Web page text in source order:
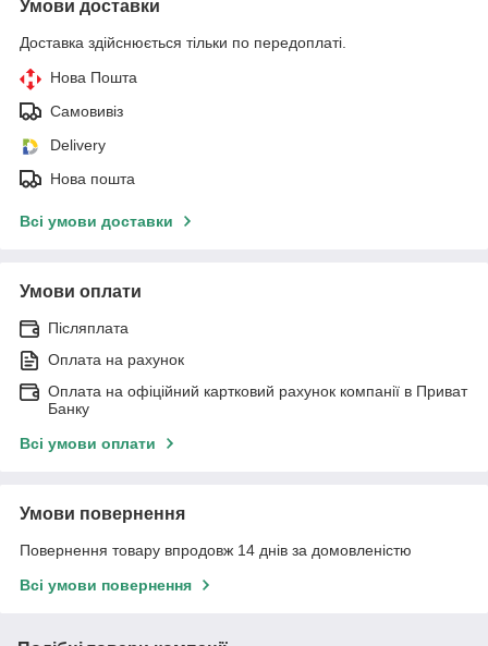
Умови доставки
Доставка здійснюється тільки по передоплаті.
Нова Пошта
Самовивіз
Delivery
Нова пошта
Всі умови доставки
Умови оплати
Післяплата
Оплата на рахунок
Оплата на офіційний картковий рахунок компанії в Приват
Банку
Всі умови оплати
Умови повернення
Повернення товару впродовж 14 днів за домовленістю
Всі умови повернення